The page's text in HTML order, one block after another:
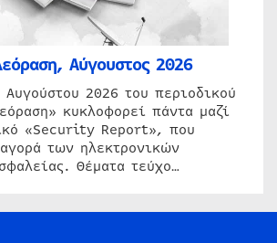
Αύγουστος 2026
2026 του περιοδικού
κυκλοφορεί πάντα μαζί
«Security Report», που
των ηλεκτρονικών
Θέματα τεύχο…